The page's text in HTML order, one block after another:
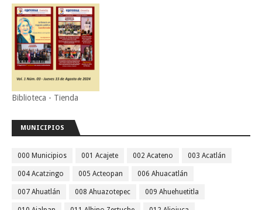
Biblioteca - Tienda
MUNICIPIOS
000 Municipios 001 Acajete 002 Acateno 003 Acatlán
004 Acatzingo 005 Acteopan 006 Ahuacatlán
007 Ahuatlán 008 Ahuazotepec 009 Ahuehuetitla